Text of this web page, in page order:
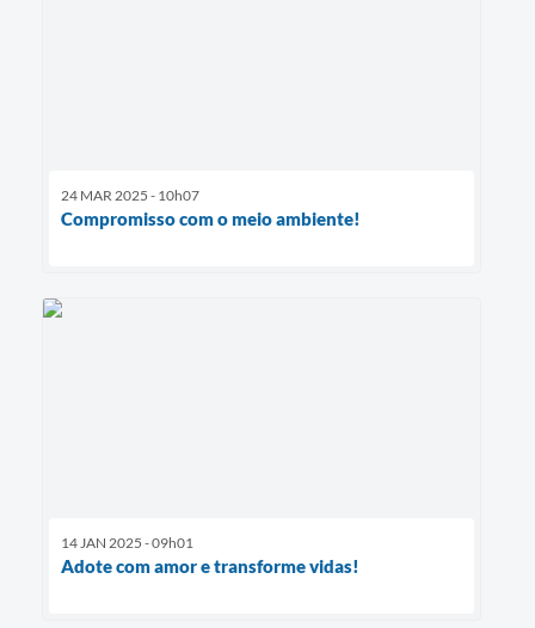
24 MAR 2025 - 10h07
Compromisso com o meio ambiente!
14 JAN 2025 - 09h01
Adote com amor e transforme vidas!